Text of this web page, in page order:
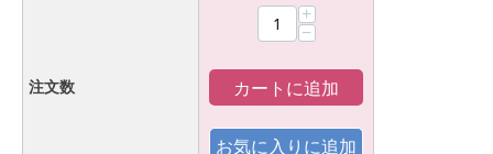
注文数
+
−
カートに追加